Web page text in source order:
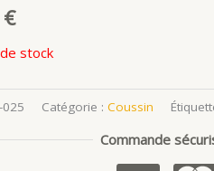
€
stock
025 Catégorie : Coussin
Commande